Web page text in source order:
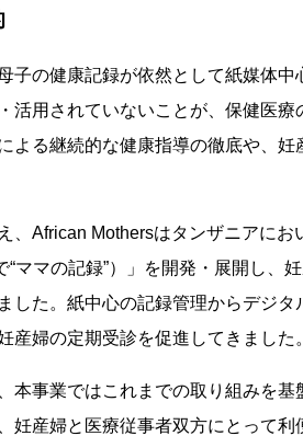
子の健康記録が依然として紙媒体
活用されていないことが、保健医
よる継続的な健康指導の徹底や、
、African Mothersはタンザニアに
“ママの記録”）」を開発・展開し、
した。紙中心の記録管理からデジ
産婦の定期受診を促進してきました。
本事業ではこれまでの取り組みを
妊産婦と医療従事者双方にとって